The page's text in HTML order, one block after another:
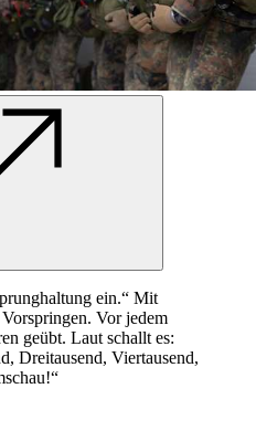
ein.“ Mit
Vor jedem
geübt. Laut schallt es:
Dreitausend, Viertausend,